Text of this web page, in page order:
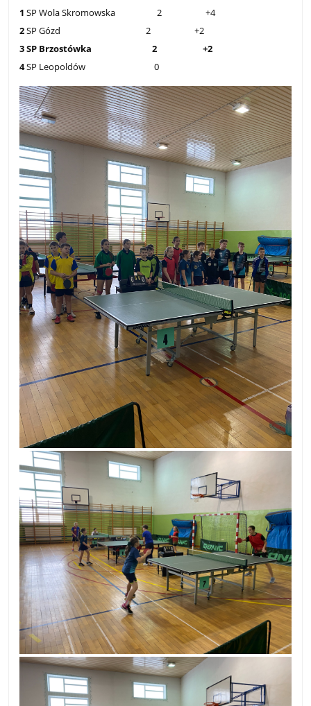
1SP Wola Skromowska 2 +4
2SP Gózd 2 +2
3 SP Brzostówka 2 +2
4SP Leopoldów 0